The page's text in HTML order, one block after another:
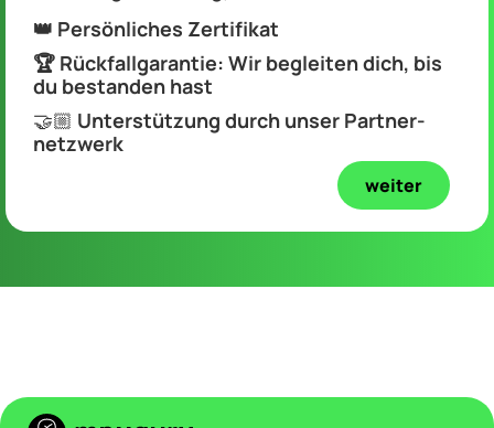
👑 Persön­liches Zerti­fikat
🏆 Rück­fall­garan­tie: Wir be­gleit­en dich, bis
du bes­tanden hast
🤝🏼 Unter­stütz­ung durch unser Part­ner­
netz­werk
weiter